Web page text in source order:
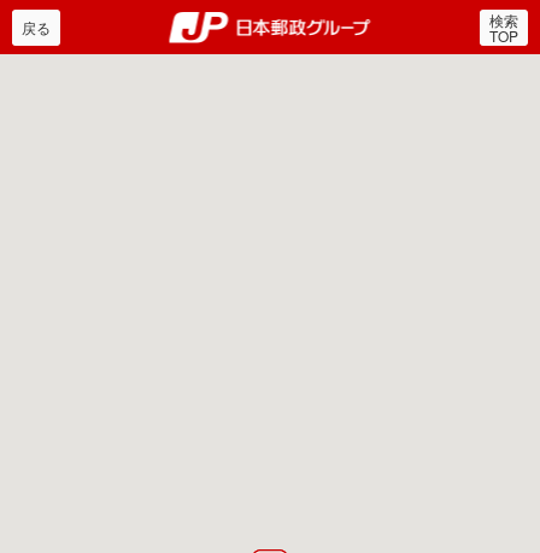
郵便局・日本郵政グルー
戻る 検索
TOP